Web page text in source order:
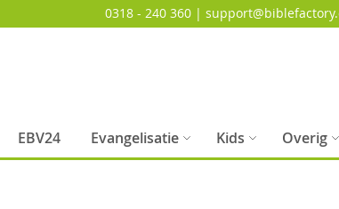
0318 - 240 360 |
EBV24 Evangelisatie Kids Overig